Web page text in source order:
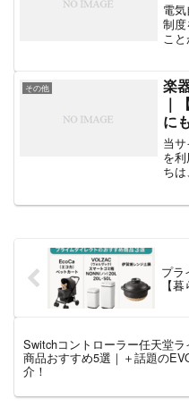
電
制
こ
金
詳
その他
楽
｜
に
由
当
を
ち
プラ
【
Switchコントローラー任天堂ラ
商品おすすめ5選｜＋話題の
介！